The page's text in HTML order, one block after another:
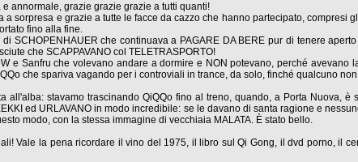
annormale, grazie grazie grazie a tutti quanti!
a sorpresa e grazie a tutte le facce da cazzo che hanno partecipato,
fino alla fine.
SCHOPENHAUER che continuava a PAGARE DA BERE pur di tenere
che SCAPPAVANO col TELETRASPORTO!
e Sanfru che volevano andare a dormire e NON potevano, perché
che spariva vagando per i controviali in trance, da solo, finché qualcuno
all'alba: stavamo trascinando QiQQo fino al treno, quando, a Porta Nuova,
ed URLAVANO in modo incredibile: se le davano di santa ragione e
modo, con la stessa immagine di vecchiaia MALATA. È stato bello.
Vale la pena ricordare il vino del 1975, il libro sul Qi Gong, il dvd porno, il